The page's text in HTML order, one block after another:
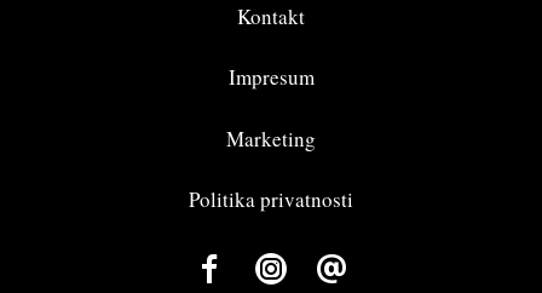
Kontakt
Impresum
Marketing
Politika privatnosti